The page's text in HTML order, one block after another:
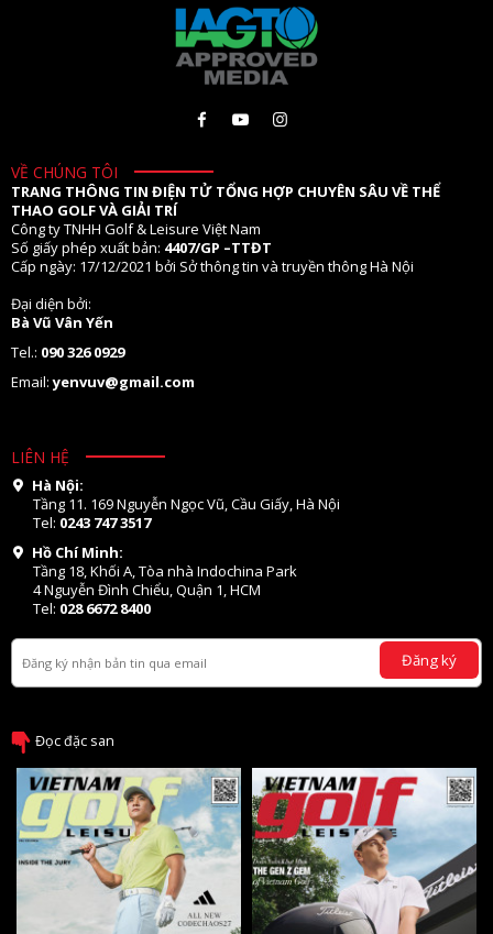
VỀ CHÚNG TÔI
TRANG THÔNG TIN ĐIỆN TỬ TỔNG HỢP CHUYÊN SÂU VỀ THỂ
THAO GOLF VÀ GIẢI TRÍ
Công ty TNHH Golf & Leisure Việt Nam
Số giấy phép xuất bản: 4407/GP –TTĐT
Cấp ngày: 17/12/2021 bởi Sở thông tin và truyền thông Hà Nội
Đại diện bởi:
Bà Vũ Vân Yến
Tel.: 090 326 0929
Email:yenvuv@gmail.com
LIÊN HỆ
Hà Nội:
Tầng 11. 169 Nguyễn Ngọc Vũ, Cầu Giấy, Hà Nội
Tel: 0243 747 3517
Hồ Chí Minh:
Tầng 18, Khối A, Tòa nhà Indochina Park
4 Nguyễn Đình Chiểu, Quận 1, HCM
Tel: 028 6672 8400
Đăng ký
Đọc đặc san